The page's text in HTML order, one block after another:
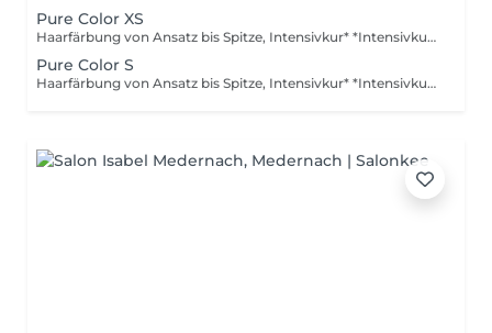
Pure Color XS
Haarfärbung von Ansatz bis Spitze, Intensivkur* *Intensivkur: Versorgt das Haar mit hochkonzentrierten Pflegewirkstoffen, die tief in die Haarstruktur eindringen und Schäden gezielt reparieren
Pure Color S
Haarfärbung von Ansatz bis Spitze, Intensivkur* *Intensivkur: Versorgt das Haar mit hochkonzentrierten Pflegewirkstoffen, die tief in die Haarstruktur eindringen und Schäden gezielt reparieren